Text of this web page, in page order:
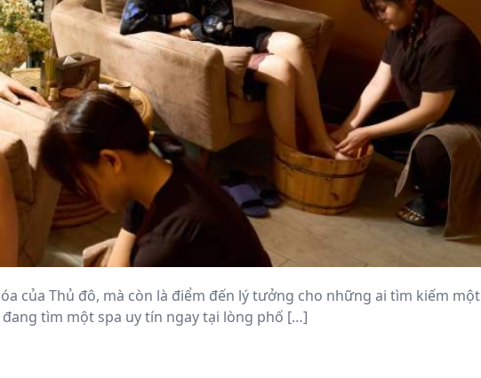
của Thủ đô, mà còn là điểm đến lý tưởng cho những ai tìm kiếm một
tìm một spa uy tín ngay tại lòng phố […]